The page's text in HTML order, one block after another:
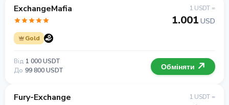
ExchangeMafia
Gold
1 USDT =
1.001 USD
Від 1 000 USDT
До 99 800 USDT Обміняти
Fury-Exchange 1 USDT =